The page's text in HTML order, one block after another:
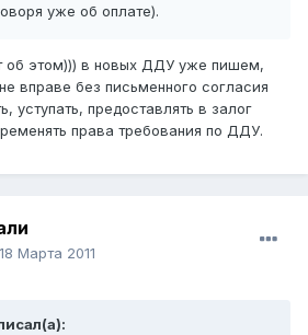
уже об оплате).
об этом))) в новых ДДУ уже пишем,
вправе без письменного согласия
уступать, предоставлять в залог
права требования по ДДУ.
18 Марта 2011